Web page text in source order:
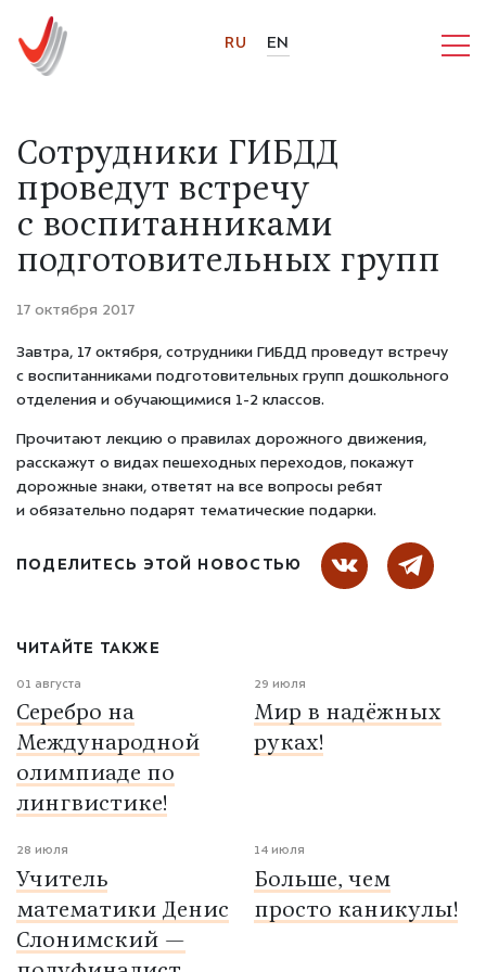
RU EN
Сотрудники ГИБДД
проведут встречу
с воспитанниками
подготовительных групп
17 октября 2017
Завтра, 17 октября, сотрудники ГИБДД проведут встречу
с воспитанниками подготовительных групп дошкольного
отделения и обучающимися 1-2 классов.
Прочитают лекцию о правилах дорожного движения,
расскажут о видах пешеходных переходов, покажут
дорожные знаки, ответят на все вопросы ребят
и обязательно подарят тематические подарки.
ПОДЕЛИТЕСЬ ЭТОЙ НОВОСТЬЮ
ЧИТАЙТЕ ТАКЖЕ
01 августа
Серебро на
Международной
олимпиаде по
лингвистике!
29 июля
Мир в надёжных
руках!
28 июля
Учитель
математики Денис
Слонимский —
14 июля
Больше, чем
просто каникулы!